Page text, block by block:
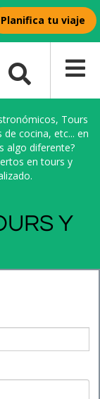
Planifica tu viaje
Tours
cocina, etc... en
algo diferente?
en tours y
Y